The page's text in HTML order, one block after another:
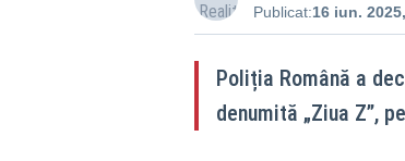
Publicat:16 iun.
Poliția Română a
denumită „Ziua Z”,